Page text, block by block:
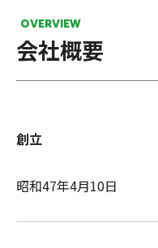
OVERVIEW
会社概要
創立
昭和47年4月10日